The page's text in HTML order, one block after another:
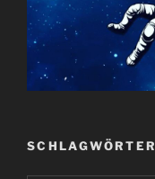
SCHLAGWÖRTER